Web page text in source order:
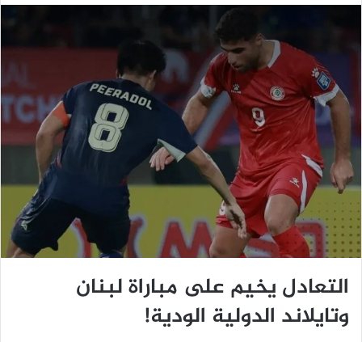
التعادل يخيم على مباراة لبنان
وتايلاند الدولية الودية!